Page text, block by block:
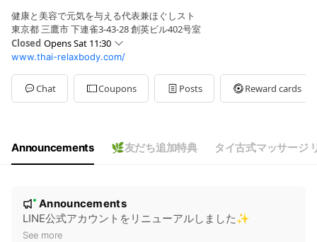
健康と美容で元気を与える代表兼ほぐしスト
東京都 三鷹市 下連雀3-43-28 創英ビル402号室
Closed Opens Sat 11:30
Sun11:30 - 20:00
Mon11:30 - 20:00
Tue11:30 - 20:00
Wed11:30 - 20:00
定休日：なし
www.thai-relaxbody.com/
Chat Coupons Posts Reward cards
Announcements 🌿友だち追加特典 タイ古式マッサージ
New
Announcements
LINE公式アカウントをリニューアルしました✨
See more